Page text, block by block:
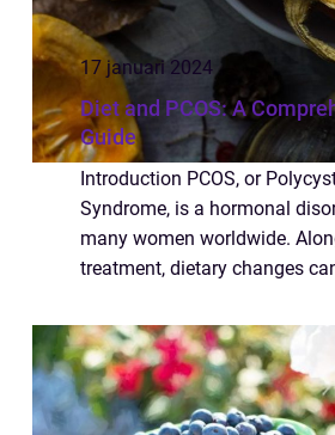
17 januari 2024
Diet and PCOS: A
Guide
Introduction PCOS, or
Syndrome, is a hormonal
many women worldwide.
treatment, dietary changes
PCOS and promoting overall
articl...